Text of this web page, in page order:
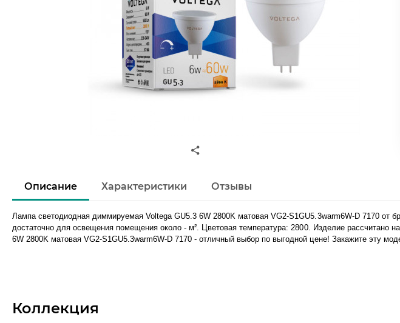
Описание Характеристики Отзывы
Лампа светодиодная диммируемая Voltega GU5.3 6W 2800K матовая VG2-S1GU5.3warm6W-D 7170
достаточно для освещения помещения около - м². Цветовая температура: 2800. Изделие
6W 2800K матовая VG2-S1GU5.3warm6W-D 7170 - отличный выбор по выгодной цене! Закажите эту
Коллекция